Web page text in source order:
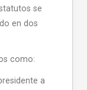
se
en dos
como:
a